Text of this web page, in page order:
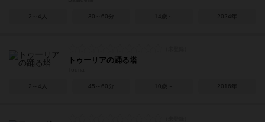
2～4人 30～60分 14歳～ 2024年
トゥーリアの踊る塔
2～4人 45～60分 10歳～ 2016年